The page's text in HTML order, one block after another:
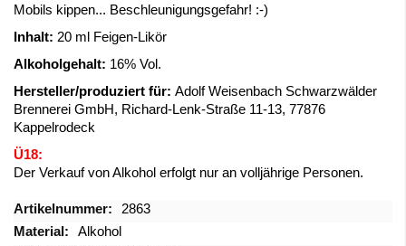
Mobils kippen... Beschleunigungsgefahr! :-)
Inhalt: 20 ml Feigen-Likör
Alkoholgehalt: 16% Vol.
Hersteller/produziert für: Adolf Weisenbach Schwarzwälder
Brennerei GmbH, Richard-Lenk-Straße 11-13, 77876
Kappelrodeck
Ü18:
Der Verkauf von Alkohol erfolgt nur an volljährige Personen.
Mehr
Informationen
2863
Alkohol